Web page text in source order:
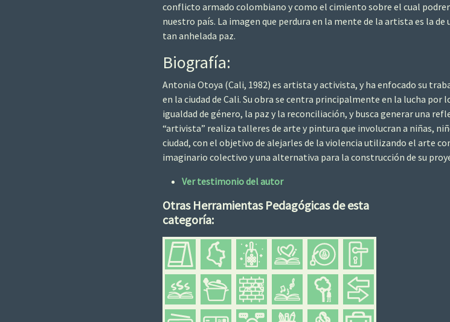
conflicto armado colombiano y como el cimiento sobre el cual
nuestro país. La imagen que perdura en la mente de la artista es la
tan anhelada paz.
Biografía:
Antonia Otoya (Cali, 1982) es artista y activista, y ha enfocado su
en la ciudad de Cali. Su obra se centra principalmente en la lucha por
igualdad de género, la paz y la reconciliación, y busca generar una
“artivista” realiza talleres de arte y pintura que involucran a niñas,
ciudad, con el objetivo de alejarles de la violencia utilizando el arte
imaginario colectivo y una alternativa para la construcción de su
Ver testimonio del autor
Otras Herramientas Pedagógicas de esta
categoría: